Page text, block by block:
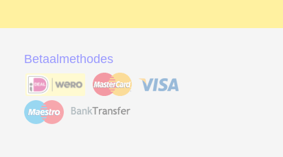
Betaalmethodes